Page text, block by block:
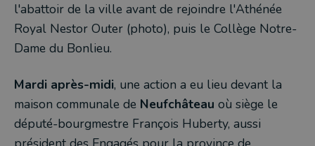
l'abattoir de la ville avant de rejoindre l'Athénée
Royal Nestor Outer (photo), puis le Collège Notre-
Dame du Bonlieu.
Mardi après-midi, une action a eu lieu devant la
maison communale de Neufchâteau où siège le
député-bourgmestre François Huberty, aussi